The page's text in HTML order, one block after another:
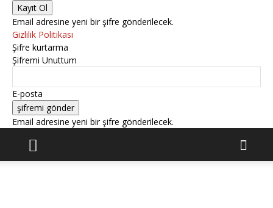
Email adresine yeni bir şifre gönderilecek.
Gizlilik Politikası
Şifre kurtarma
Şifremi Unuttum
E-posta
Email adresine yeni bir şifre gönderilecek.